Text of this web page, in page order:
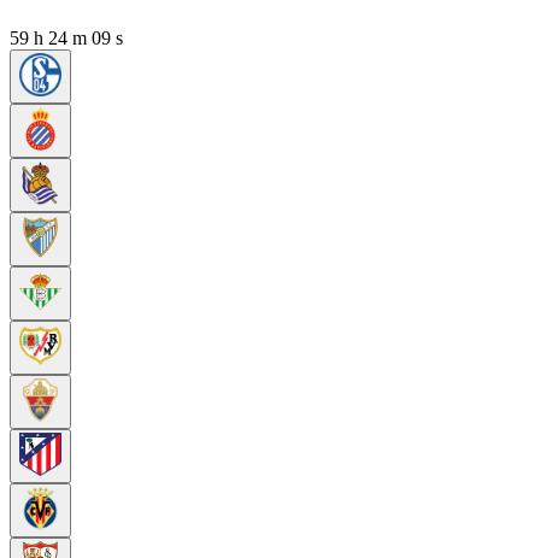
59 h 24 m 08 s